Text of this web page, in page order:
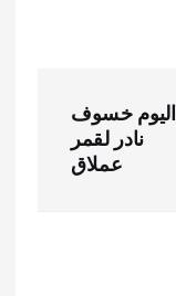
اليوم خسوف
نادر لقمر
عملاق